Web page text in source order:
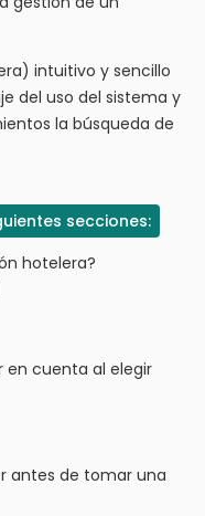
intuitivo y sencillo
del uso del sistema y
la búsqueda de
secciones:
hotelera?
cuenta al elegir
antes de tomar una